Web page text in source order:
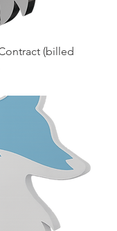
(billed